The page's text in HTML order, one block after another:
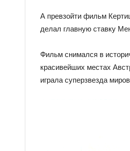
А превзойти фильм
делал главную ставку
Фильм снимался в
красивейших местах
играла суперзвезда